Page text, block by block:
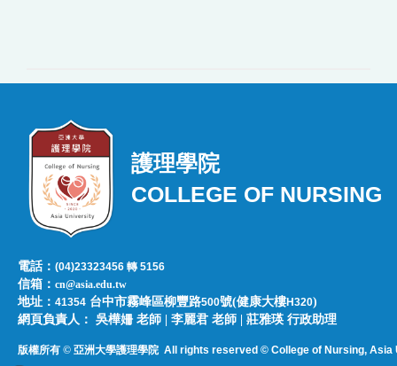
護理學院
COLLEGE OF NURSING
電話：(04)23323456 轉 5156
信箱：cn@asia.edu.tw
地址：41354 台中市霧峰區柳豐路500號(健康大樓H320)
網頁負責人：​​​ ​吳樺姍 老師 | 李麗君 老師 | 莊雅瑛 行政助理
版權所有 © 亞洲大學護理學院All rights reserved © College of Nursing, Asia